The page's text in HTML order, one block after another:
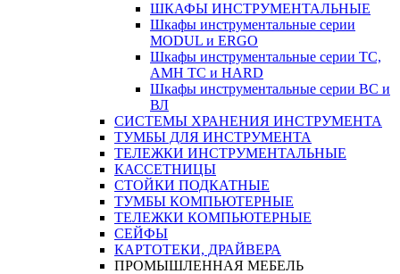
ШКАФЫ ИНСТРУМЕНТАЛЬНЫЕ
Шкафы инструментальные серии
MODUL и ERGO
Шкафы инструментальные серии ТС,
АМН ТС и HARD
Шкафы инструментальные серии ВС и
ВЛ
СИСТЕМЫ ХРАНЕНИЯ ИНСТРУМЕНТА
ТУМБЫ ДЛЯ ИНСТРУМЕНТА
ТЕЛЕЖКИ ИНСТРУМЕНТАЛЬНЫЕ
КАССЕТНИЦЫ
СТОЙКИ ПОДКАТНЫЕ
ТУМБЫ КОМПЬЮТЕРНЫЕ
ТЕЛЕЖКИ КОМПЬЮТЕРНЫЕ
СЕЙФЫ
КАРТОТЕКИ, ДРАЙВЕРА
ПРОМЫШЛЕННАЯ МЕБЕЛЬ